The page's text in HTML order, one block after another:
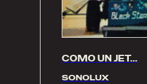
COMO UN JET…
SONOLUX